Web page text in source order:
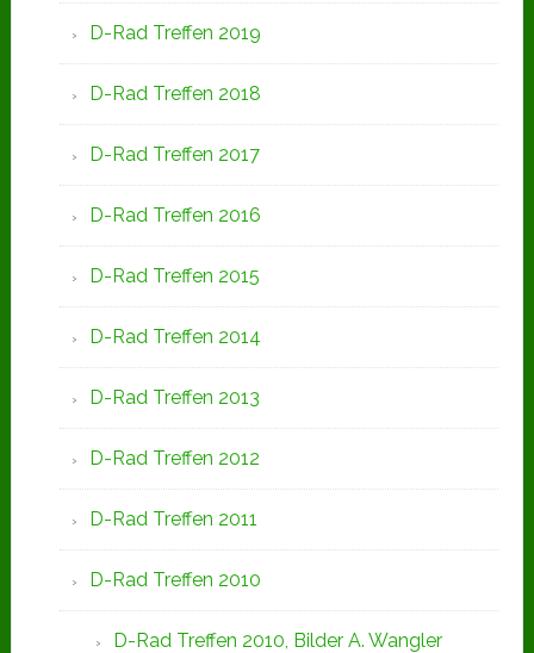
D-Rad Treffen 2019
D-Rad Treffen 2018
D-Rad Treffen 2017
D-Rad Treffen 2016
D-Rad Treffen 2015
D-Rad Treffen 2014
D-Rad Treffen 2013
D-Rad Treffen 2012
D-Rad Treffen 2011
D-Rad Treffen 2010
D-Rad Treffen 2010, Bilder A. Wangler